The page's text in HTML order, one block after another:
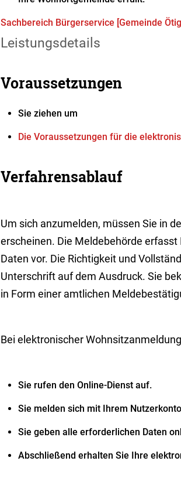
Sachbereich Bürgerservice [Gemeinde
Leistungsdetails
Voraussetzungen
Sie ziehen um
Die Voraussetzungen für die
Verfahrensablauf
Um sich anzumelden, müssen Sie in
erscheinen. Die Meldebehörde
Daten vor. Die Richtigkeit und
Unterschrift auf dem Ausdruck. Sie
in Form einer amtlichen
Bei elektronischer
Sie rufen den Online-Dienst auf.
Sie melden sich mit Ihrem
Sie geben alle erforderlichen Daten
Abschließend erhalten Sie Ihre